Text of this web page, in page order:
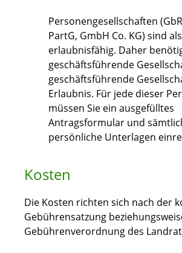
Personengesellschaften
PartG, GmbH Co. KG) sind
erlaubnisfähig. Daher
geschäftsführende
geschäftsführende
Erlaubnis. Für jede dieser
müssen Sie ein ausgefülltes
Antragsformular und
persönliche Unterlagen
Kosten
Die Kosten richten sich nach der
Gebührensatzung
Gebührenverordnung des